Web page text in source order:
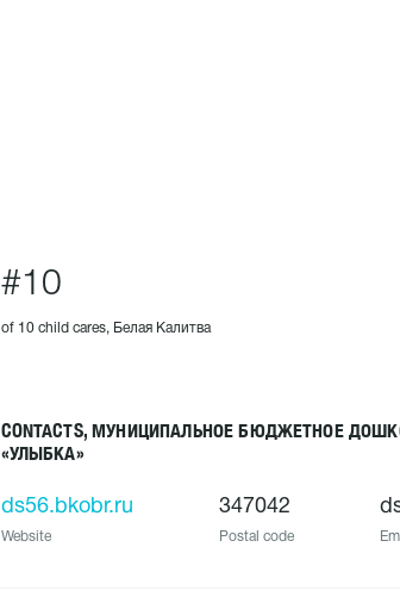
#10
of 10 child cares, Белая Калитва
CONTACTS, МУНИЦИПАЛЬНОЕ БЮДЖЕТНОЕ
«УЛЫБКА»
ds56.bkobr.ru
Website
347042
Postal code